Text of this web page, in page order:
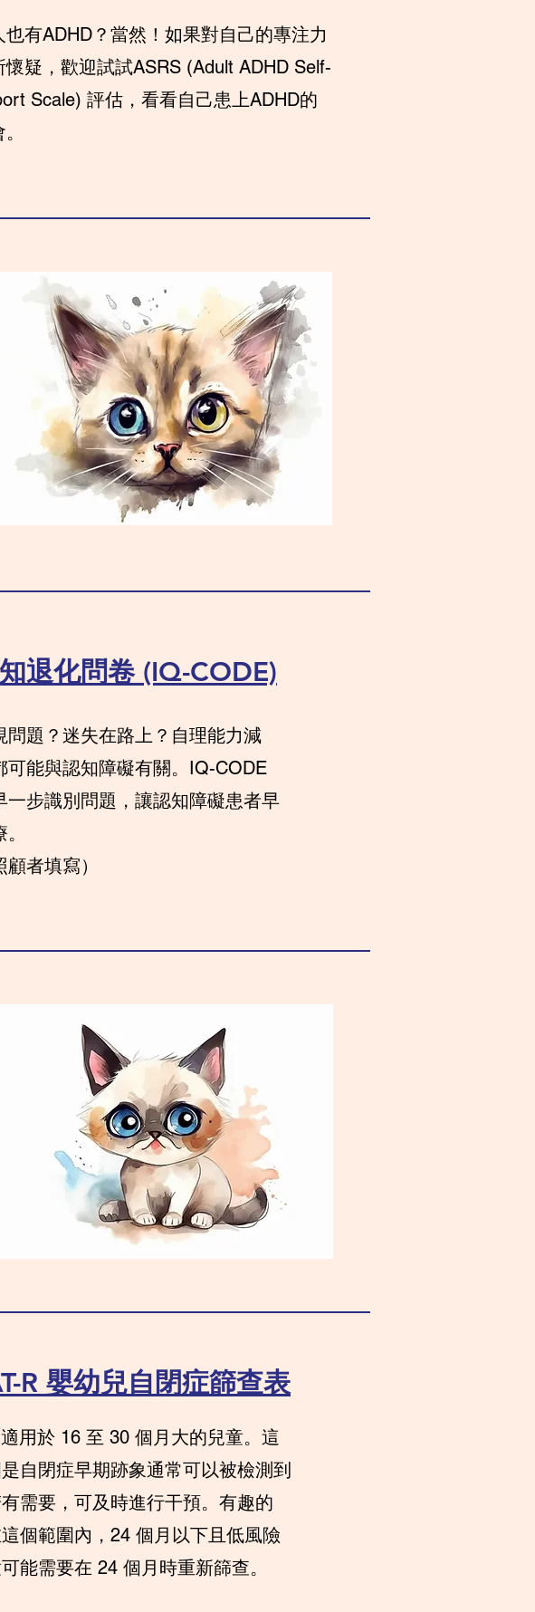
也有ADHD？當然！如果對自己的專注力
懷疑，歡迎試試ASRS (Adult ADHD Self-
Scale) 評估，看看自己患上ADHD的
退化問卷 (IQ-CODE)
問題？迷失在路上？自理能力減
可能與認知障礙有關。IQ-CODE
一步識別問題，讓認知障礙患者早
顧者填寫）
R 嬰幼兒自閉症篩查表
用於 16 至 30 個月大的兒童。這
自閉症早期跡象通常可以被檢測到
需要，可及時進行干預。有趣的
個範圍內，24 個月以下且低風險
能需要在 24 個月時重新篩查。